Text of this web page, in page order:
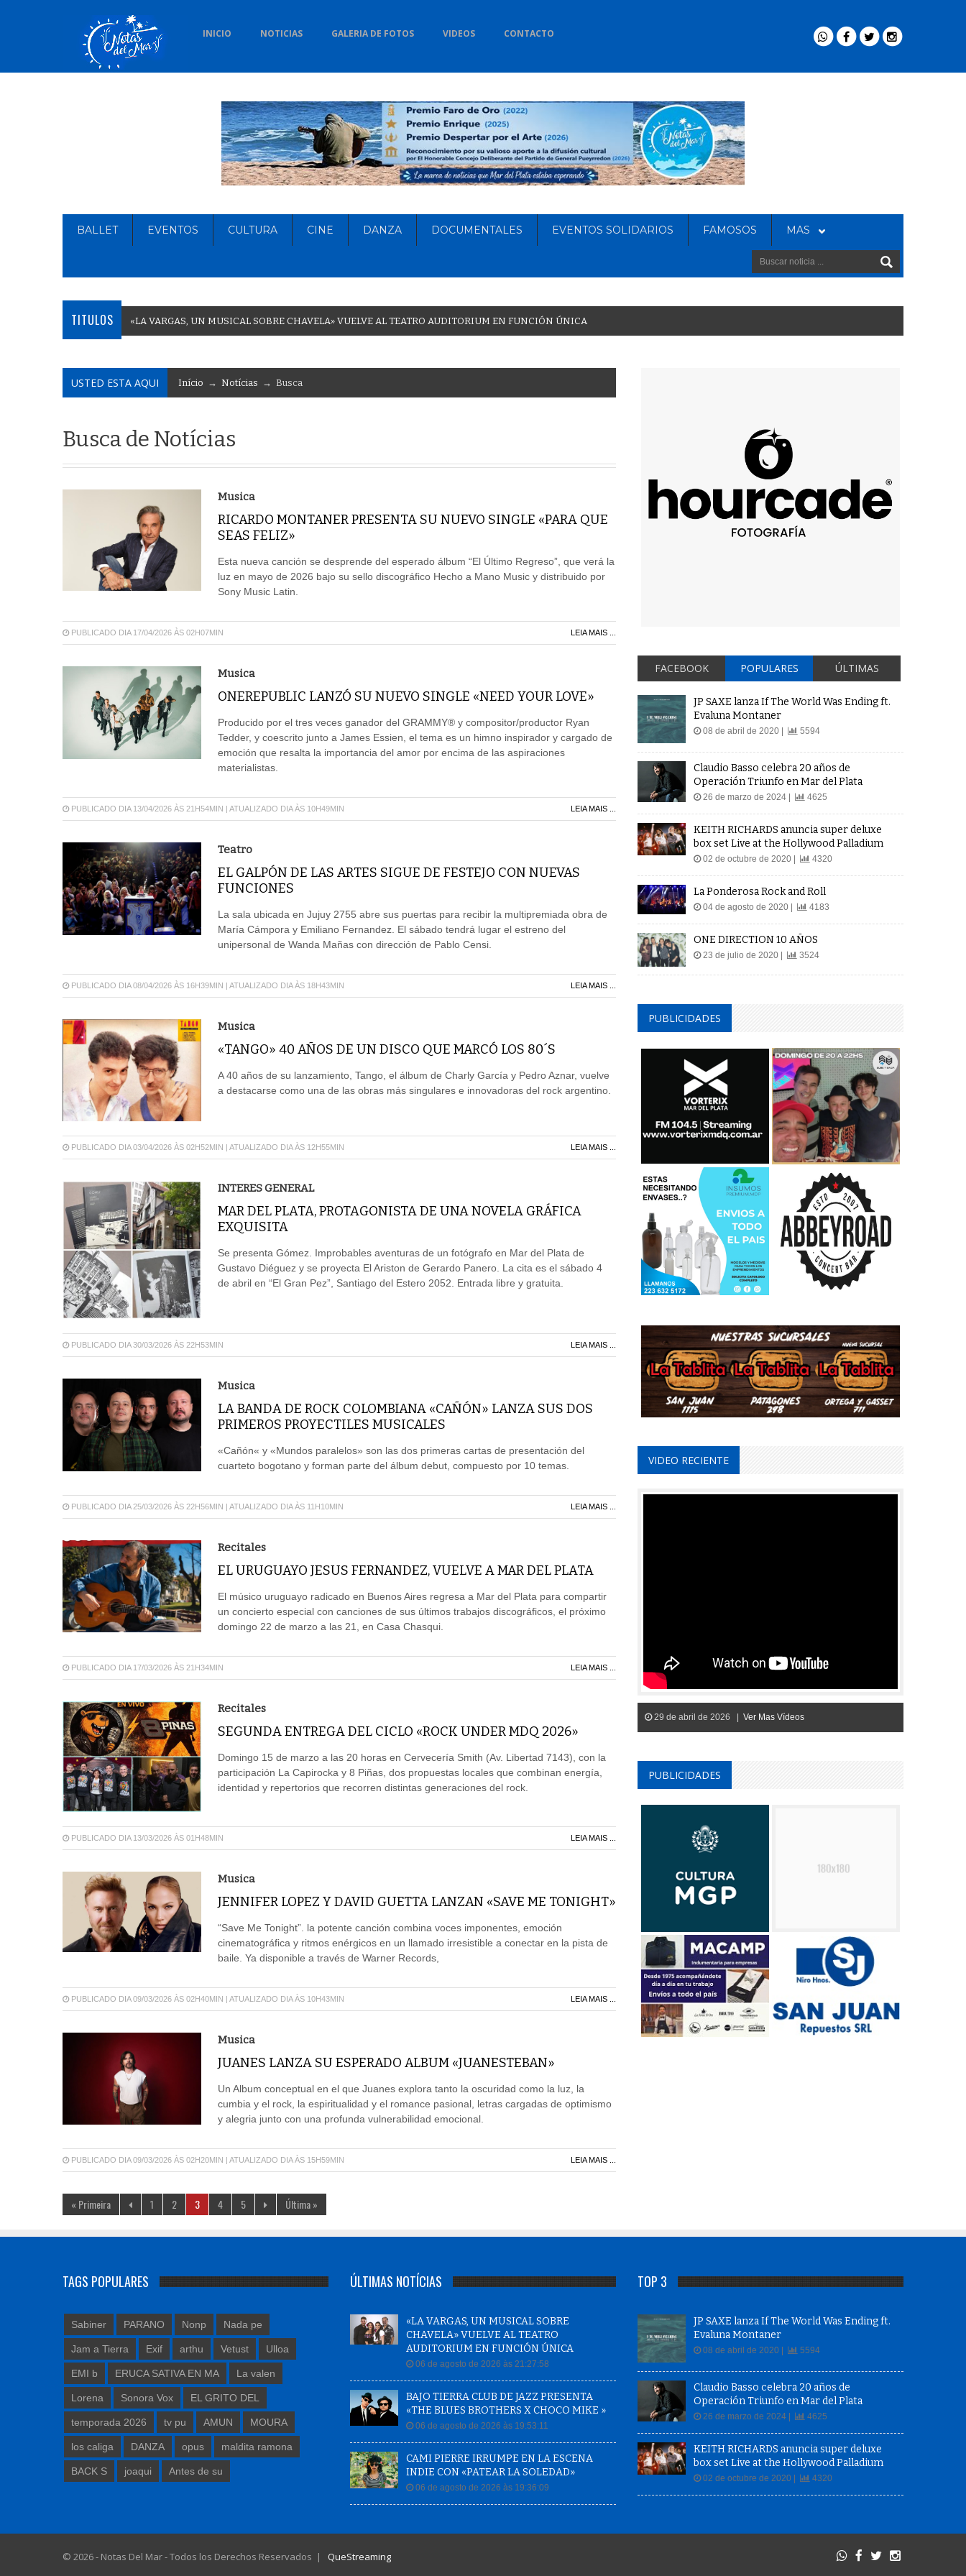
INICIO NOTICIAS GALERIA DE FOTOS VIDEOS CONTACTO
BALLET EVENTOS CULTURA CINE DANZA DOCUMENTALES EVENTOS SOLIDARIOS FAMOSOS MAS
TITULOS «LA VARGAS, UN MUSICAL SOBRE CHAVELA» VUELVE AL TEATRO AUDITORIUM EN FUNCIÓN ÚNICA
USTED ESTA AQUI Início → Notícias → Busca
Busca de Notícias
Musica
RICARDO MONTANER PRESENTA SU NUEVO SINGLE «PARA QUE
SEAS FELIZ»
Esta nueva canción se desprende del esperado álbum “El Último Regreso”, que verá la
luz en mayo de 2026 bajo su sello discográfico Hecho a Mano Music y distribuido por
Sony Music Latin.
PUBLICADO DIA 17/04/2026 ÀS 02H07MIN LEIA MAIS ...
Musica
ONEREPUBLIC LANZÓ SU NUEVO SINGLE «NEED YOUR LOVE»
Producido por el tres veces ganador del GRAMMY® y compositor/productor Ryan
Tedder, y coescrito junto a James Essien, el tema es un himno inspirador y cargado de
emoción que resalta la importancia del amor por encima de las aspiraciones
materialistas.
PUBLICADO DIA 13/04/2026 ÀS 21H54MIN | ATUALIZADO DIA ÀS 10H49MIN LEIA MAIS ...
Teatro
EL GALPÓN DE LAS ARTES SIGUE DE FESTEJO CON NUEVAS
FUNCIONES
La sala ubicada en Jujuy 2755 abre sus puertas para recibir la multipremiada obra de
María Cámpora y Emiliano Fernandez. El sábado tendrá lugar el estreno del
unipersonal de Wanda Mañas con dirección de Pablo Censi.
PUBLICADO DIA 08/04/2026 ÀS 16H39MIN | ATUALIZADO DIA ÀS 18H43MIN LEIA MAIS ...
Musica
«TANGO» 40 AÑOS DE UN DISCO QUE MARCÓ LOS 80´S
A 40 años de su lanzamiento, Tango, el álbum de Charly García y Pedro Aznar, vuelve
a destacarse como una de las obras más singulares e innovadoras del rock argentino.
PUBLICADO DIA 03/04/2026 ÀS 02H52MIN | ATUALIZADO DIA ÀS 12H55MIN LEIA MAIS ...
INTERES GENERAL
MAR DEL PLATA, PROTAGONISTA DE UNA NOVELA GRÁFICA
EXQUISITA
Se presenta Gómez. Improbables aventuras de un fotógrafo en Mar del Plata de
Gustavo Diéguez y se proyecta El Ariston de Gerardo Panero. La cita es el sábado 4
de abril en “El Gran Pez”, Santiago del Estero 2052. Entrada libre y gratuita.
PUBLICADO DIA 30/03/2026 ÀS 22H53MIN LEIA MAIS ...
Musica
LA BANDA DE ROCK COLOMBIANA «CAÑÓN» LANZA SUS DOS
PRIMEROS PROYECTILES MUSICALES
«Cañón« y «Mundos paralelos» son las dos primeras cartas de presentación del
cuarteto bogotano y forman parte del álbum debut, compuesto por 10 temas.
PUBLICADO DIA 25/03/2026 ÀS 22H56MIN | ATUALIZADO DIA ÀS 11H10MIN LEIA MAIS ...
Recitales
EL URUGUAYO JESUS FERNANDEZ, VUELVE A MAR DEL PLATA
El músico uruguayo radicado en Buenos Aires regresa a Mar del Plata para compartir
un concierto especial con canciones de sus últimos trabajos discográficos, el próximo
domingo 22 de marzo a las 21, en Casa Chasqui.
PUBLICADO DIA 17/03/2026 ÀS 21H34MIN LEIA MAIS ...
Recitales
SEGUNDA ENTREGA DEL CICLO «ROCK UNDER MDQ 2026»
Domingo 15 de marzo a las 20 horas en Cervecería Smith (Av. Libertad 7143), con la
participación La Capirocka y 8 Piñas, dos propuestas locales que combinan energía,
identidad y repertorios que recorren distintas generaciones del rock.
PUBLICADO DIA 13/03/2026 ÀS 01H48MIN LEIA MAIS ...
Musica
JENNIFER LOPEZ Y DAVID GUETTA LANZAN «SAVE ME TONIGHT»
“Save Me Tonight”. la potente canción combina voces imponentes, emoción
cinematográfica y ritmos enérgicos en un llamado irresistible a conectar en la pista de
baile. Ya disponible a través de Warner Records,
PUBLICADO DIA 09/03/2026 ÀS 02H40MIN | ATUALIZADO DIA ÀS 10H43MIN LEIA MAIS ...
Musica
JUANES LANZA SU ESPERADO ALBUM «JUANESTEBAN»
Un Album conceptual en el que Juanes explora tanto la oscuridad como la luz, la
cumbia y el rock, la espiritualidad y el romance pasional, letras cargadas de optimismo
y alegria junto con una profunda vulnerabilidad emocional.
PUBLICADO DIA 09/03/2026 ÀS 02H20MIN | ATUALIZADO DIA ÀS 15H59MIN LEIA MAIS ...
« Primeira 1 2 3 4 5 Última »
FACEBOOK POPULARES ÚLTIMAS
JP SAXE lanza If The World Was Ending ft.
Evaluna Montaner
08 de abril de 2020 | 5594
Claudio Basso celebra 20 años de
Operación Triunfo en Mar del Plata
26 de marzo de 2024 | 4625
KEITH RICHARDS anuncia super deluxe
box set Live at the Hollywood Palladium
02 de octubre de 2020 | 4320
La Ponderosa Rock and Roll
04 de agosto de 2020 | 4183
ONE DIRECTION 10 AÑOS
23 de julio de 2020 | 3524
PUBLICIDADES
VIDEO RECIENTE
29 de abril de 2026 | Ver Mas Vídeos
PUBLICIDADES
TAGS POPULARES
Sabiner PARANO Nonp Nada pe
Jam a Tierra Exif arthu Vetust Ulloa
EMI b ERUCA SATIVA EN MA La valen
Lorena Sonora Vox EL GRITO DEL
temporada 2026 tv pu AMUN MOURA
los caliga DANZA opus maldita ramona
BACK S joaqui Antes de su
ÚLTIMAS NOTÍCIAS
«LA VARGAS, UN MUSICAL SOBRE
CHAVELA» VUELVE AL TEATRO
AUDITORIUM EN FUNCIÓN ÚNICA
06 de agosto de 2026 às 21:27:58
BAJO TIERRA CLUB DE JAZZ PRESENTA
«THE BLUES BROTHERS X CHOCO MIKE »
06 de agosto de 2026 às 19:53:11
CAMI PIERRE IRRUMPE EN LA ESCENA
INDIE CON «PATEAR LA SOLEDAD»
06 de agosto de 2026 às 19:36:09
TOP 3
JP SAXE lanza If The World Was Ending ft.
Evaluna Montaner
08 de abril de 2020 | 5594
Claudio Basso celebra 20 años de
Operación Triunfo en Mar del Plata
26 de marzo de 2024 | 4625
KEITH RICHARDS anuncia super deluxe
box set Live at the Hollywood Palladium
02 de octubre de 2020 | 4320
© 2026 - Notas Del Mar - Todos los Derechos Reservados | QueStreaming